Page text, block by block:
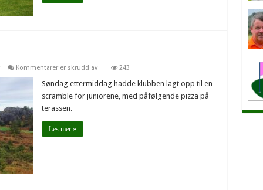
Kommentarer er skrudd avfor
blant
ungdommen!
243
Søndag ettermiddag hadde klubben lagt opp til en
scramble for juniorene, med påfølgende pizza på
terassen.
Les mer »